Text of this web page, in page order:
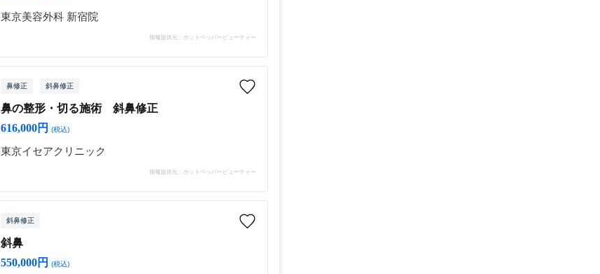
東京美容外科 新宿院
情報提供元：ホットペッパービューティー
鼻修正 斜鼻修正
鼻の整形・切る施術 斜鼻修正
616,000円
(税込)
東京イセアクリニック
情報提供元：ホットペッパービューティー
斜鼻修正
斜鼻
550,000円
(税込)